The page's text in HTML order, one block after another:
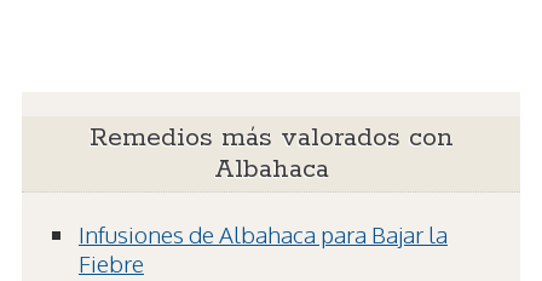
Remedios más valorados con
Albahaca
Infusiones de Albahaca para Bajar la
Fiebre